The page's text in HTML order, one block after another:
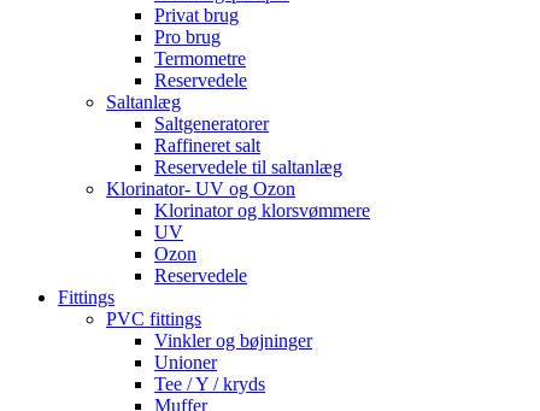
Privat brug
Pro brug
Termometre
Reservedele
Saltanlæg
Saltgeneratorer
Raffineret salt
Reservedele til saltanlæg
Klorinator- UV og Ozon
Klorinator og klorsvømmere
UV
Ozon
Reservedele
Fittings
PVC fittings
Vinkler og bøjninger
Unioner
Tee / Y / kryds
Muffer